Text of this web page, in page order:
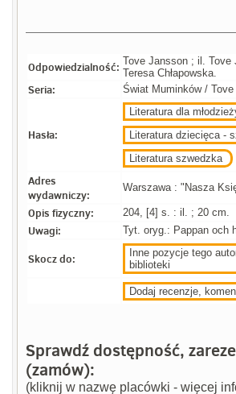
Odpowiedzialność: Tove Jansson ; il. Tove
Teresa Chłapowska.
Seria: Świat Muminków /
Hasła:
Literatura dla
Literatura dziecięca -
Literatura szwedzka
Adres
wydawniczy:
Warszawa : "Nasza
Opis fizyczny: 204, [4] s. : il. ; 20 cm.
Uwagi: Tyt. oryg.: Pappan och
Skocz do:
Inne pozycje tego
biblioteki
Dodaj recenzje,
Sprawdź dostępność,
(zamów):
(kliknij w nazwę placówki - więcej